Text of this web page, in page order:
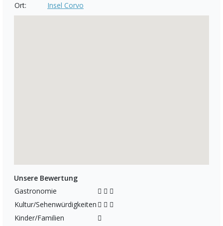
Ort:
Insel Corvo
Unsere Bewertung
Gastronomie
Kultur/Sehenwürdigkeiten
Kinder/Familien